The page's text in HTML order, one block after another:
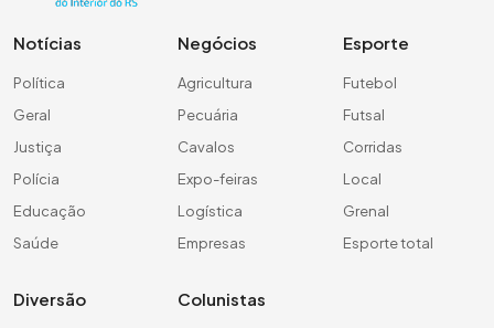
Notícias
Política
Geral
Justiça
Polícia
Educação
Saúde
Negócios
Agricultura
Pecuária
Cavalos
Expo-feiras
Logística
Empresas
Esporte
Futebol
Futsal
Corridas
Local
Grenal
Esporte total
Diversão Colunistas